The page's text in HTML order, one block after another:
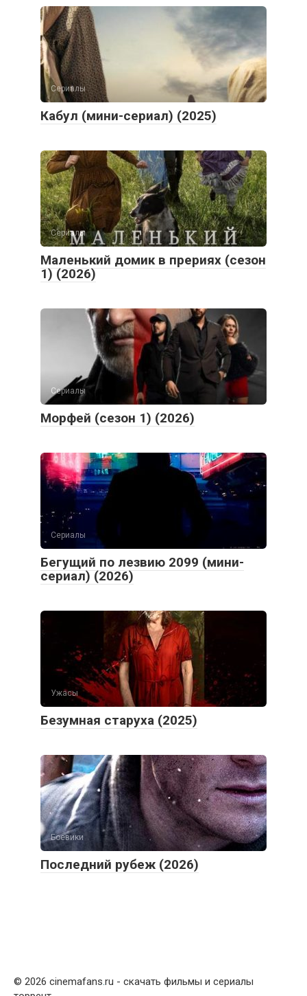
Сериалы
Кабул (мини-сериал) (2025)
Сериалы
Маленький домик в прериях (сезон
1) (2026)
Сериалы
Морфей (сезон 1) (2026)
Сериалы
Бегущий по лезвию 2099 (мини-
сериал) (2026)
Ужасы
Безумная старуха (2025)
Боевики
Последний рубеж (2026)
© 2026 cinemafans ru - скачать фильмы и сериалы